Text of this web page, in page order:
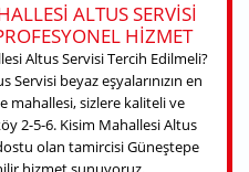
ALTUS SERVISI
HIZMET
Altus Servisi Tercih Edilmeli?
beyaz eşyalarınızın en
mahallesi, sizlere kaliteli ve
2-5-6. Kisim Mahallesi Altus
olan tamircisi Güneştepe